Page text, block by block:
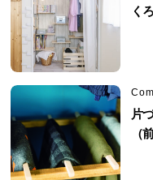
く
片
（